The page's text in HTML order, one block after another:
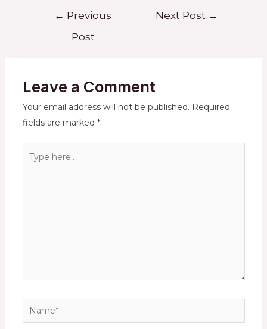
← Previous
Post
Next Post →
Leave a Comment
Your email address will not be published. Required
fields are marked *
here..
Name*